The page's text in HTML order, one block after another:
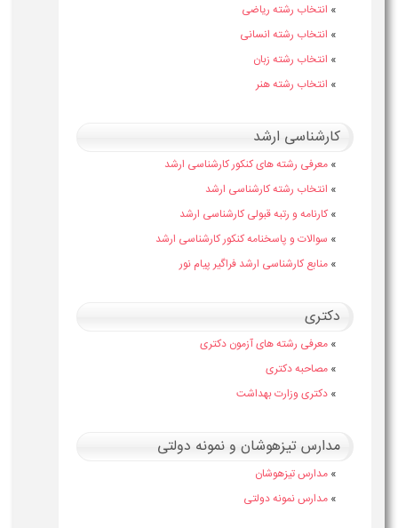
» انتخاب رشته ریاضی
» انتخاب رشته انسانی
» انتخاب رشته زبان
» انتخاب رشته هنر
کارشناسی ارشد
» معرفی رشته های کنکور کارشناسی ارشد
» انتخاب رشته کارشناسی ارشد
» کارنامه و رتبه قبولی کارشناسی ارشد
» سوالات و پاسخنامه کنکور کارشناسی ارشد
» منابع کارشناسی ارشد فراگیر پیام نور
دکتری
» معرفی رشته های آزمون دکتری
» مصاحبه دکتری
» دکتری وزارت بهداشت
مدارس تیزهوشان و نمونه دولتی
» مدارس تیزهوشان
» مدارس نمونه دولتی